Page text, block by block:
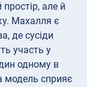
але й
Махалля є
де сусіди
участь у
одному в
модель сприяє